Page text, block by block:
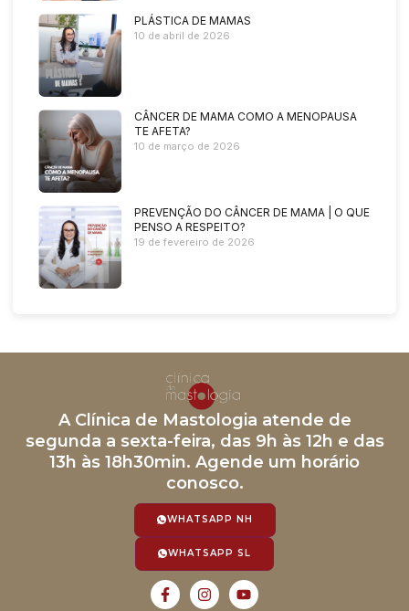
PLÁSTICA DE MAMAS
10 de abril de 2026
CÂNCER DE MAMA COMO A MENOPAUSA
TE AFETA?
10 de março de 2026
PREVENÇÃO DO CÂNCER DE MAMA | O QUE
PENSO A RESPEITO?
19 de fevereiro de 2026
A Clínica de Mastologia atende de
segunda a sexta-feira, das 9h às 12h e das
13h às 18h30min. Agende um horário
conosco.
WHATSAPP NH
WHATSAPP SL